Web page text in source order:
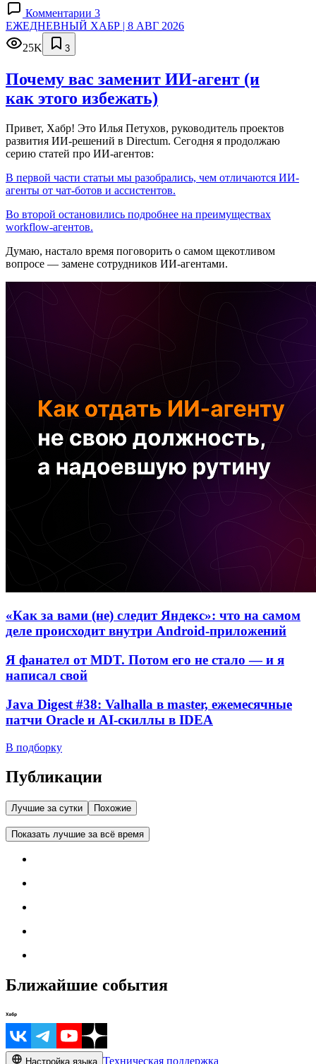
Комментарии 3
ЕЖЕДНЕВНЫЙ ХАБР | 8 АВГ 2026
25K
3
Почему вас заменит ИИ‑агент (и
как этого избежать)
Привет, Хабр! Это Илья Петухов, руководитель проектов
развития ИИ-решений в Directum. Сегодня я продолжаю
серию статей про ИИ-агентов:
В первой части статьи мы разобрались, чем отличаются ИИ-
агенты от чат-ботов и ассистентов.
Во второй остановились подробнее на преимуществах
workflow-агентов.
Думаю, настало время поговорить о самом щекотливом
вопросе — замене сотрудников ИИ-агентами.
«Как за вами (не) следит Яндекс»: что на самом
деле происходит внутри Android-приложений
Я фанател от MDT. Потом его не стало — и я
написал свой
Java Digest #38: Valhalla в master, ежемесячные
патчи Oracle и AI-скиллы в IDEA
В подборку
Публикации
Лучшие за сутки Похожие
Показать лучшие за всё время
Ближайшие события
Настройка языка Техническая поддержка